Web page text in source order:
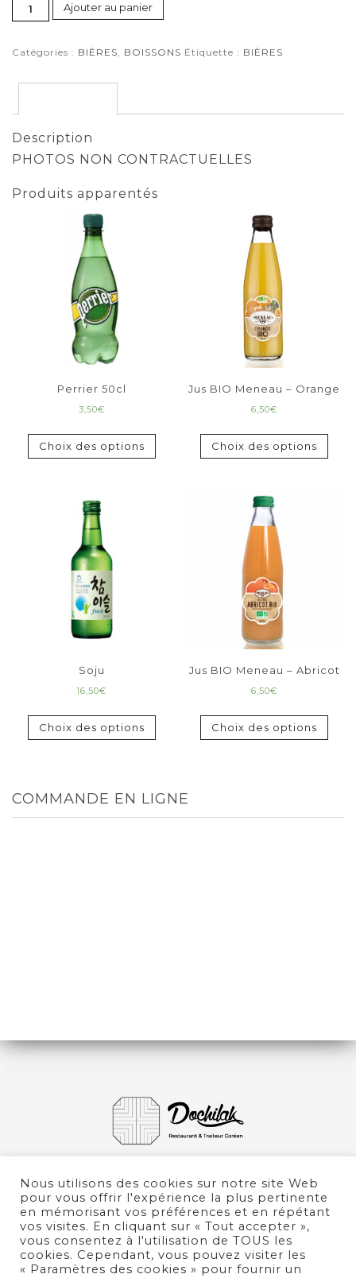
Ajouter au panier
Catégories : BIÈRES, BOISSONS Étiquette : BIÈRES
Description
PHOTOS NON CONTRACTUELLES
Produits apparentés
Perrier 50cl
3,50€
Choix des options
Jus BIO Meneau – Orange
6,50€
Choix des options
Soju
16,50€
Choix des options
Jus BIO Meneau – Abricot
6,50€
Choix des options
COMMANDE EN LIGNE
Nous utilisons des cookies sur notre site Web
pour vous offrir l'expérience la plus pertinente
en mémorisant vos préférences et en répétant
vos visites. En cliquant sur « Tout accepter »,
vous consentez à l'utilisation de TOUS les
cookies. Cependant, vous pouvez visiter les
« Paramètres des cookies » pour fournir un